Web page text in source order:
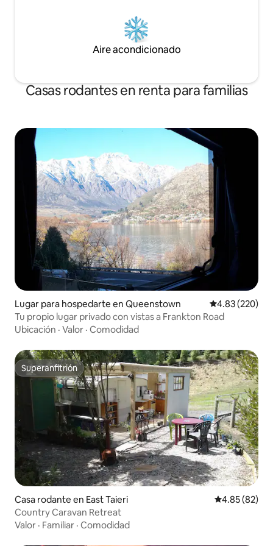
Aire acondicionado
Casas rodantes en renta para familias
Lugar para hospedarte en Queenstown Calificación
4.83 (220)
Tu propio lugar privado con vistas a Frankton Road
Ubicación · Valor · Comodidad
Superanfitrión
Superanfitrión
Casa rodante en East Taieri Calificación
4.85 (82)
Country Caravan Retreat
Valor · Familiar · Comodidad